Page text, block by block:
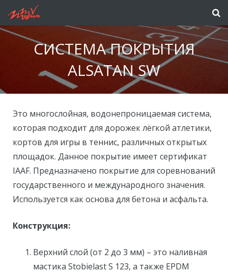
СИСТЕМА ПОКРЫТИЯ
ALSATAN SW
Это многослойная, водонепроницаемая система,
которая подходит для дорожек лёгкой атлетики,
кортов для игры в теннис, различных открытых
площадок. Данное покрытие имеет сертификат
IAAF. Предназначено покрытие для соревнований
государственного и международного значения.
Используется как основа для бетона и асфальта.
Конструкция:
Верхний слой (от 2 до 3 мм) – это наливная
мастика Stobielast S 123, а также EPDM